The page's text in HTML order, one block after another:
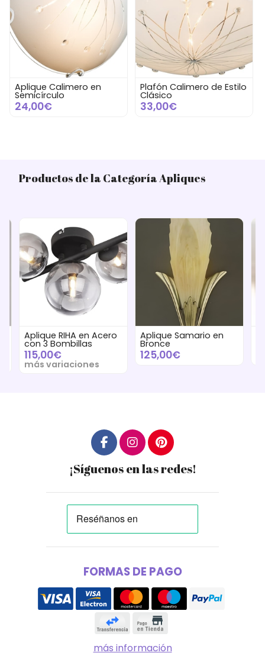
Aplique Calimero en
Semicírculo
24,00€
Plafón Calimero de Estilo
Clásico
33,00€
Productos de la Categoría Apliques
Aplique RIHA en Acero
con 3 Bombillas
115,00€
más variaciones
Aplique Samario en
Bronce
125,00€
¡Síguenos en las redes!
FORMAS DE PAGO
más información